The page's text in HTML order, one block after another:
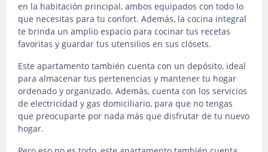
en la habitación principal, ambos equipados con todo lo
que necesitas para tu confort. Además, la cocina integral
te brinda un amplio espacio para cocinar tus recetas
favoritas y guardar tus utensilios en sus clósets.
Este apartamento también cuenta con un depósito, ideal
para almacenar tus pertenencias y mantener tu hogar
ordenado y organizado. Además, cuenta con los servicios
de electricidad y gas domiciliario, para que no tengas
que preocuparte por nada más que disfrutar de tu nuevo
hogar.